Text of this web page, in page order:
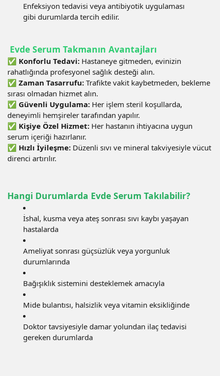
Enfeksiyon tedavisi veya antibiyotik uygulaması
gibi durumlarda tercih edilir.
Evde Serum Takmanın Avantajları
✅ Konforlu Tedavi: Hastaneye gitmeden, evinizin
rahatlığında profesyonel sağlık desteği alın.
✅ Zaman Tasarrufu: Trafikte vakit kaybetmeden, bekleme
sırası olmadan hizmet alın.
✅ Güvenli Uygulama: Her işlem steril koşullarda,
deneyimli hemşireler tarafından yapılır.
✅ Kişiye Özel Hizmet: Her hastanın ihtiyacına uygun
serum içeriği hazırlanır.
✅ Hızlı İyileşme: Düzenli sıvı ve mineral takviyesiyle vücut
direnci artırılır.
Hangi Durumlarda Evde Serum Takılabilir?
İshal, kusma veya ateş sonrası sıvı kaybı yaşayan
hastalarda
Ameliyat sonrası güçsüzlük veya yorgunluk
durumlarında
Bağışıklık sistemini desteklemek amacıyla
Mide bulantısı, halsizlik veya vitamin eksikliğinde
Doktor tavsiyesiyle damar yolundan ilaç tedavisi
gereken durumlarda